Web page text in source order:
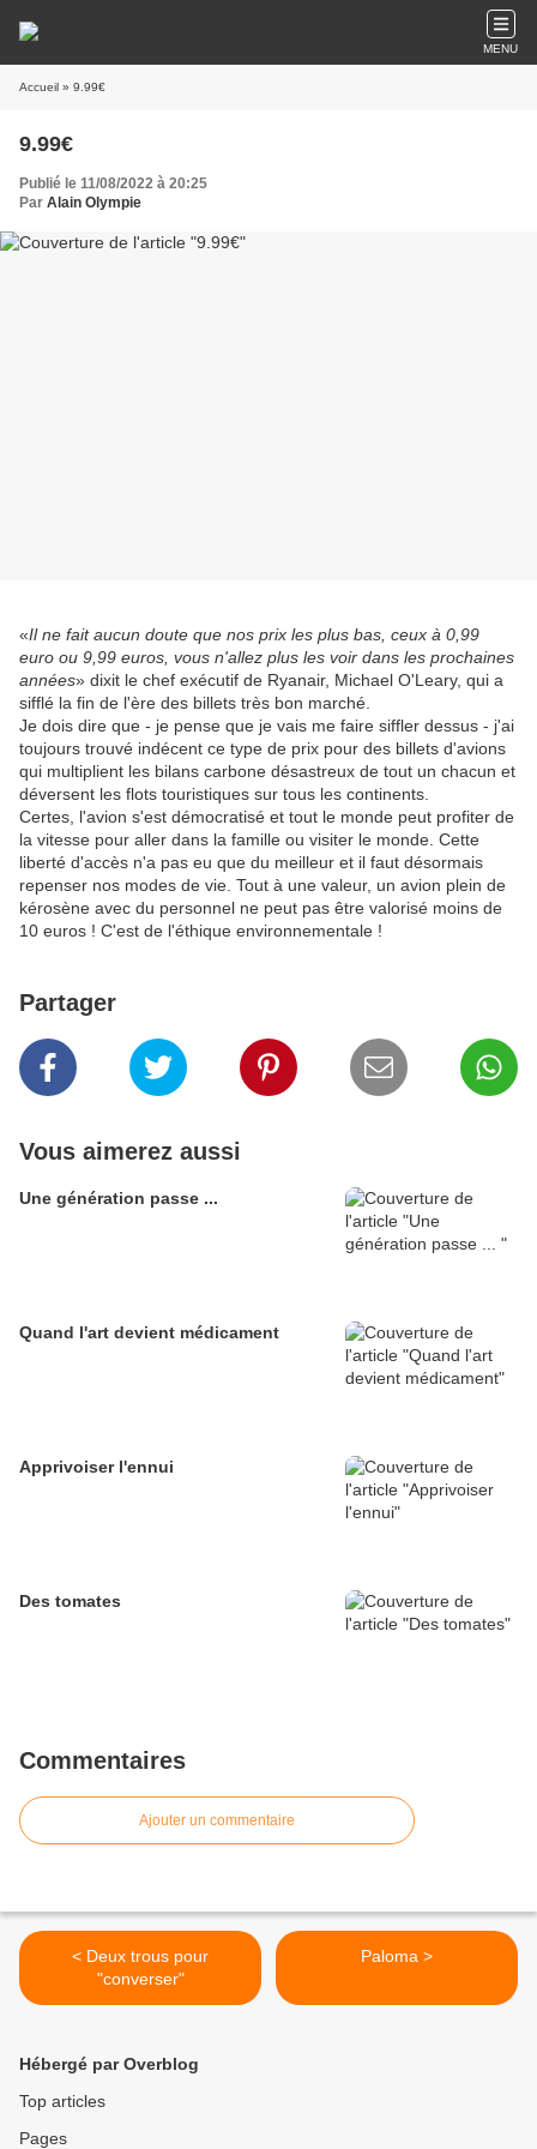
MENU
Accueil » 9.99€
9.99€
Publié le 11/08/2022 à 20:25
Par Alain Olympie
«Il ne fait aucun doute que nos prix les plus bas, ceux à 0,99
euro ou 9,99 euros, vous n'allez plus les voir dans les prochaines
années» dixit le chef exécutif de Ryanair, Michael O'Leary, qui a
sifflé la fin de l'ère des billets très bon marché.
Je dois dire que - je pense que je vais me faire siffler dessus - j'ai
toujours trouvé indécent ce type de prix pour des billets d'avions
qui multiplient les bilans carbone désastreux de tout un chacun et
déversent les flots touristiques sur tous les continents.
Certes, l'avion s'est démocratisé et tout le monde peut profiter de
la vitesse pour aller dans la famille ou visiter le monde. Cette
liberté d'accès n'a pas eu que du meilleur et il faut désormais
repenser nos modes de vie. Tout à une valeur, un avion plein de
kérosène avec du personnel ne peut pas être valorisé moins de
10 euros ! C'est de l'éthique environnementale !
Partager
Vous aimerez aussi
Une génération passe ...
Quand l'art devient médicament
Apprivoiser l'ennui
Des tomates
Commentaires
Ajouter un commentaire
< Deux trous pour
"converser"
Paloma >
Hébergé par Overblog
Top articles
Pages